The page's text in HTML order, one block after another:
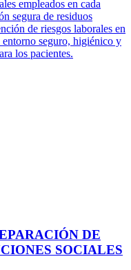
empleados en cada
segura de residuos
de riesgos laborales en
entorno seguro, higiénico y
los pacientes.
DE
SOCIALES